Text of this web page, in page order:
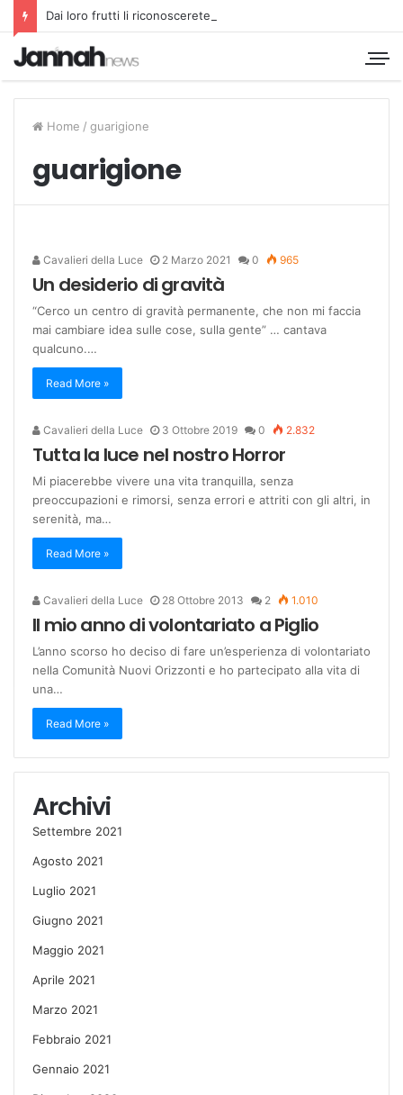
Dai loro frutti li riconoscerete
Home / guarigione
guarigione
Cavalieri della Luce 2 Marzo 2021 0 965
Un desiderio di gravità
“Cerco un centro di gravità permanente, che non mi faccia
mai cambiare idea sulle cose, sulla gente” … cantava
qualcuno.…
Read More »
Cavalieri della Luce 3 Ottobre 2019 0 2.832
Tutta la luce nel nostro Horror
Mi piacerebbe vivere una vita tranquilla, senza
preoccupazioni e rimorsi, senza errori e attriti con gli altri, in
serenità, ma…
Read More »
Cavalieri della Luce 28 Ottobre 2013 2 1.010
Il mio anno di volontariato a Piglio
L’anno scorso ho deciso di fare un’esperienza di volontariato
nella Comunità Nuovi Orizzonti e ho partecipato alla vita di
una…
Read More »
Archivi
Settembre 2021
Agosto 2021
Luglio 2021
Giugno 2021
Maggio 2021
Aprile 2021
Marzo 2021
Febbraio 2021
Gennaio 2021